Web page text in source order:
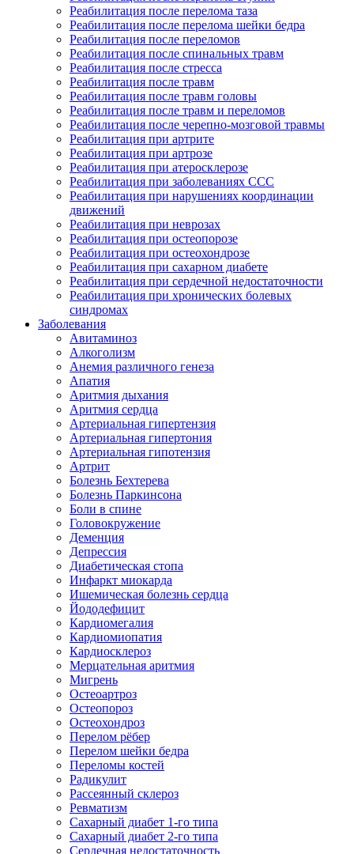
Реабилитация после перелома таза
Реабилитация после перелома шейки бедра
Реабилитация после переломов
Реабилитация после спинальных травм
Реабилитация после стресса
Реабилитация после травм
Реабилитация после травм головы
Реабилитация после травм и переломов
Реабилитация после черепно-мозговой травмы
Реабилитация при артрите
Реабилитация при артрозе
Реабилитация при атеросклерозе
Реабилитация при заболеваниях ССС
Реабилитация при нарушениях координации
движений
Реабилитация при неврозах
Реабилитация при остеопорозе
Реабилитация при остеохондрозе
Реабилитация при сахарном диабете
Реабилитация при сердечной недостаточности
Реабилитация при хронических болевых
синдромах
Заболевания
Авитаминоз
Алкоголизм
Анемия различного генеза
Апатия
Аритмия дыхания
Аритмия сердца
Артериальная гипертензия
Артериальная гипертония
Артериальная гипотензия
Артрит
Болезнь Бехтерева
Болезнь Паркинсона
Боли в спине
Головокружение
Деменция
Депрессия
Диабетическая стопа
Инфаркт миокарда
Ишемическая болезнь сердца
Йододефицит
Кардиомегалия
Кардиомиопатия
Кардиосклероз
Мерцательная аритмия
Мигрень
Остеоартроз
Остеопороз
Остеохондроз
Перелом рёбер
Перелом шейки бедра
Переломы костей
Радикулит
Рассеянный склероз
Ревматизм
Сахарный диабет 1-го типа
Сахарный диабет 2-го типа
Сердечная недостаточность